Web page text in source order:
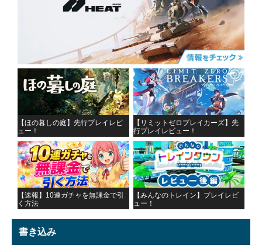
【ほの暮しの庭】先行プレイレビ
ュー！
【リミットゼロブレイカーズ】先
行プレイレビュー！
【速報】10連ガチャを無課金で引
く方法
【みんなのトレイン】プレイレビ
ュー！
書き込み